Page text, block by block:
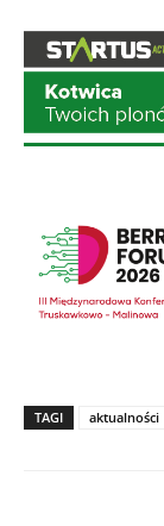
TAGI aktualności